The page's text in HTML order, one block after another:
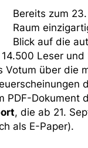
Bereits zum
Raum
Blick auf die
Leser
über die
PDF-Dokument
, die ab 21.
als E-Paper).